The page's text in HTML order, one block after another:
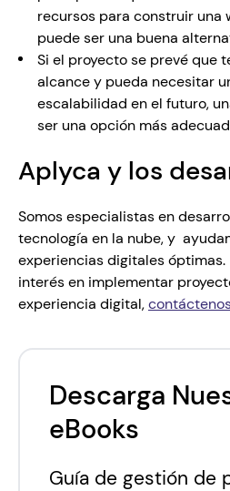
Descarga
eBooks
Guía de gestión de
recursos para construir una
puede ser una buena
Si el proyecto se prevé que
alcance y pueda necesitar
escalabilidad en el futuro,
ser una opción más
Aplyca y los
Somos especialistas en
tecnología en la nube, y
experiencias digitales óptimas.
interés en implementar
experiencia digital,